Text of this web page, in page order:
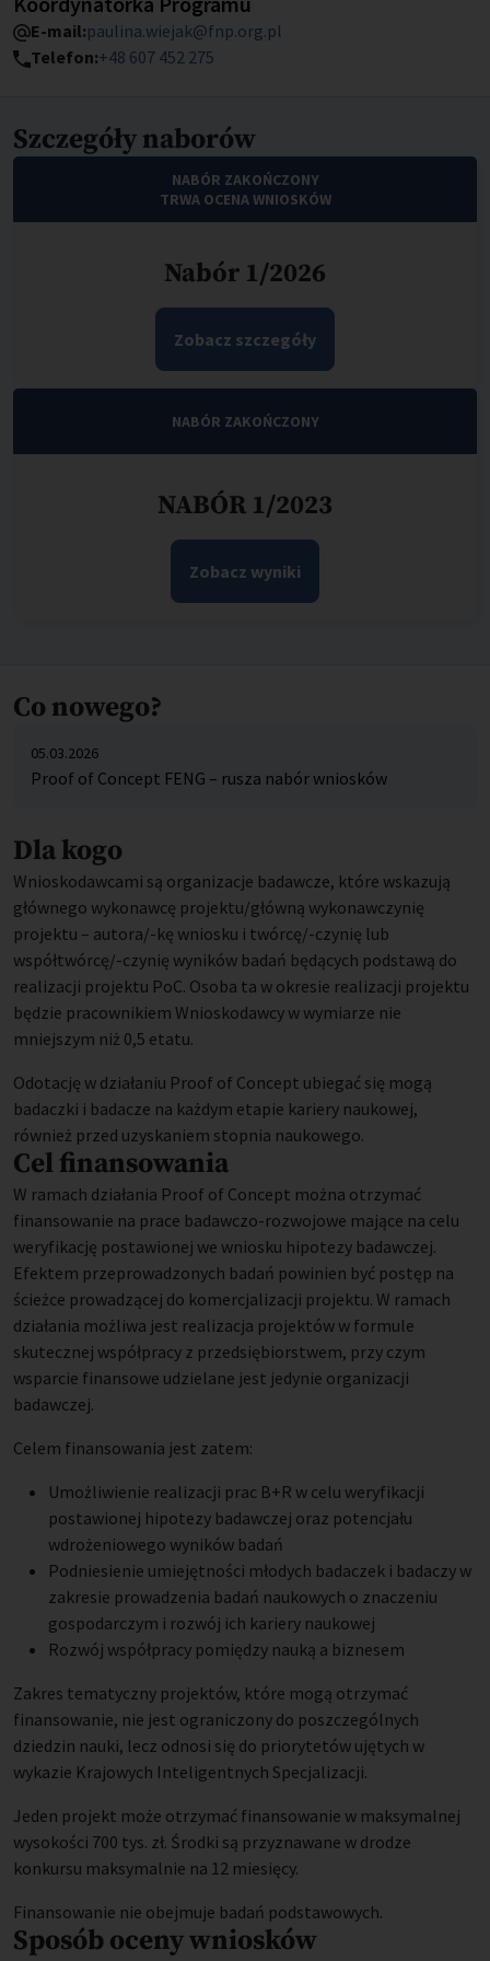
E-mail:paulina.wiejak@fnp.org.pl
Telefon:+48 607 452 275
Szczegóły naborów
NABÓR ZAKOŃCZONY
TRWA OCENA WNIOSKÓW
Nabór 1/2026
Zobacz szczegóły
NABÓR ZAKOŃCZONY
NABÓR 1/2023
Zobacz wyniki
Co nowego?
05.03.2026
Proof of Concept FENG – rusza nabór wniosków
Dla kogo
Wnioskodawcami są organizacje badawcze, które wskazują
głównego wykonawcę projektu/główną wykonawczynię
projektu – autora/-kę wniosku i twórcę/-czynię lub
współtwórcę/-czynię wyników badań będących podstawą do
realizacji projektu PoC. Osoba ta w okresie realizacji projektu
będzie pracownikiem Wnioskodawcy w wymiarze nie
mniejszym niż 0,5 etatu.
Odotację w działaniu Proof of Concept ubiegać się mogą
badaczki i badacze na każdym etapie kariery naukowej,
również przed uzyskaniem stopnia naukowego.
Cel finansowania
W ramach działania Proof of Concept można otrzymać
finansowanie na prace badawczo-rozwojowe mające na celu
weryfikację postawionej we wniosku hipotezy badawczej.
Efektem przeprowadzonych badań powinien być postęp na
ścieżce prowadzącej do komercjalizacji projektu. W ramach
działania możliwa jest realizacja projektów w formule
skutecznej współpracy z przedsiębiorstwem, przy czym
wsparcie finansowe udzielane jest jedynie organizacji
badawczej.
Celem finansowania jest zatem:
Umożliwienie realizacji prac B+R w celu weryfikacji
postawionej hipotezy badawczej oraz potencjału
wdrożeniowego wyników badań
Podniesienie umiejętności młodych badaczek i badaczy w
zakresie prowadzenia badań naukowych o znaczeniu
gospodarczym i rozwój ich kariery naukowej
Rozwój współpracy pomiędzy nauką a biznesem
Zakres tematyczny projektów, które mogą otrzymać
finansowanie, nie jest ograniczony do poszczególnych
dziedzin nauki, lecz odnosi się do priorytetów ujętych w
wykazie Krajowych Inteligentnych Specjalizacji.
Jeden projekt może otrzymać finansowanie w maksymalnej
wysokości 700 tys. zł. Środki są przyznawane w drodze
konkursu maksymalnie na 12 miesięcy.
Finansowanie nie obejmuje badań podstawowych.
Sposób oceny wniosków